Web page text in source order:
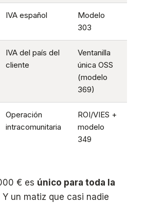
IVA español
Modelo
303
IVA del país del
cliente
Ventanilla
única OSS
(modelo
369)
Operación
intracomunitaria
ROI/VIES +
modelo
349
€ es único para toda la
Y un matiz que casi nadie